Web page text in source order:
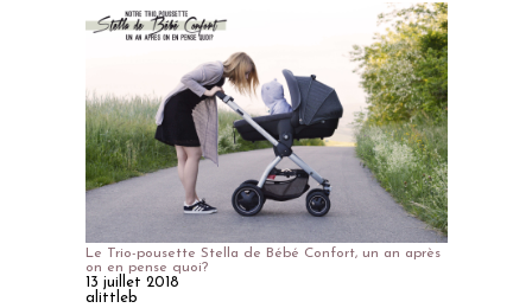
Le Trio-pousette Stella de Bébé Confort, un an après
on en pense quoi?
13 juillet 2018
alittleb